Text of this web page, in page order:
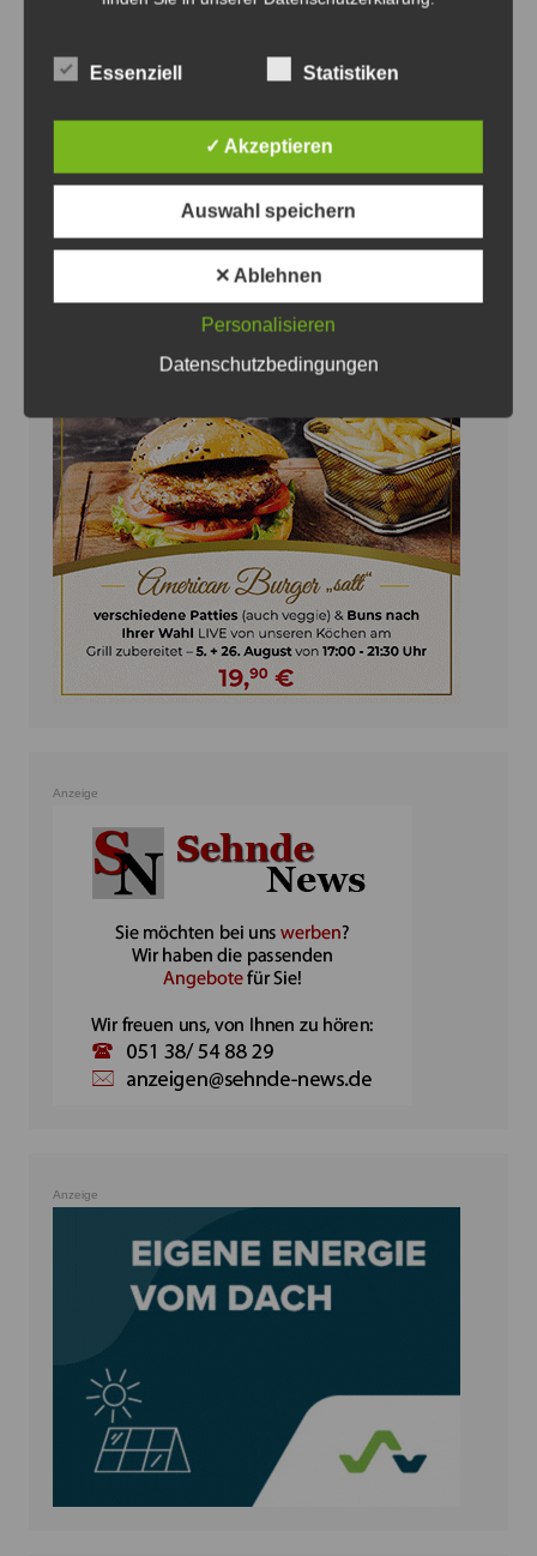
Unterstützung zu - Foto: SPD
SPD-Kandidatin Bender sichert
Frauenhäusern und Beratungsstellen
Unterstützung zu
Anzeige
Anzeige
Essenziell Statistiken
✓ Akzeptieren
Auswahl speichern
✕ Ablehnen
Personalisieren
Datenschutzbedingungen